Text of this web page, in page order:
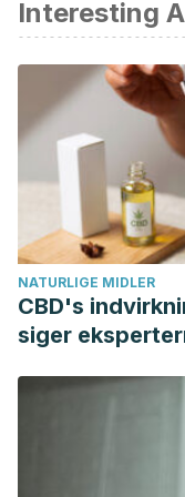
Peters SA,
M. Total
disease and
systematic
Casas R, Castro-
Nutrition and
2018;19(12):3988.
doi:10.3390/
Anand SS,
Consumption and
Importance of
System: A Report
Ruan Y, Guo Y,
Interesting
NATURLIGE MIDLER
CBD's
siger